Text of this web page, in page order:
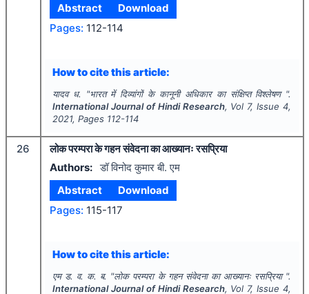
Abstract
Download
Pages: 112-114
How to cite this article:
यादव ध. "भारत में दिव्यांगों के कानूनी अधिकार का संक्षिप्त विश्लेषण ".
International Journal of Hindi Research, Vol 7, Issue4,
2021, Pages 112-114
26
लोक परम्परा के गहन संवेदना का आख्यानः रसप्रिया
Authors: डॉ विनोद कुमार बी. एम
Abstract
Download
Pages: 115-117
How to cite this article:
एम ड. व. क. ब. "लोक परम्परा के गहन संवेदना का आख्यानः रसप्रिया ".
International Journal of Hindi Research, Vol 7, Issue4,